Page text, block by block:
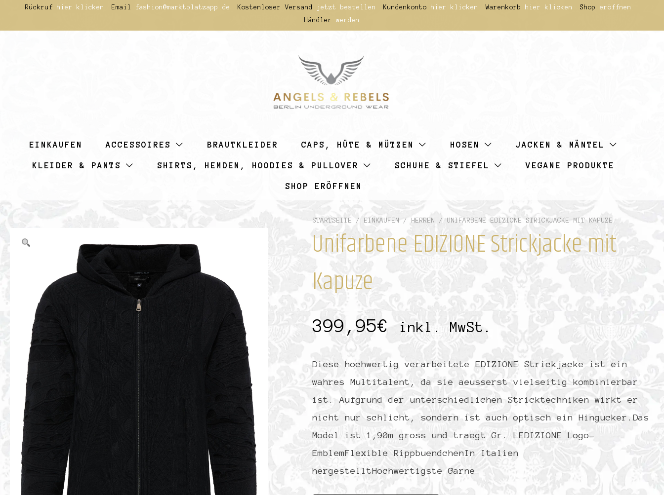
springen
Rückruf hier klicken Email fashion@marktplatzapp.de Kostenloser Versand jetzt bestellen Kundenkonto hier klicken Warenkorb hier klicken Shop eröffnen
Händler werden
EINKAUFEN ACCESSOIRES BRAUTKLEIDER CAPS, HÜTE & MÜTZEN HOSEN JACKEN & MÄNTEL
KLEIDER & PANTS SHIRTS, HEMDEN, HOODIES & PULLOVER SCHUHE & STIEFEL VEGANE PRODUKTE
SHOP ERÖFFNEN
STARTSEITE / EINKAUFEN / HERREN / UNIFARBENE EDIZIONE STRICKJACKE MIT KAPUZE
Unifarbene EDIZIONE Strickjacke mit
Kapuze
399,95€ inkl. MwSt.
Diese hochwertig verarbeitete EDIZIONE Strickjacke ist ein
wahres Multitalent, da sie aeusserst vielseitig kombinierbar
ist. Aufgrund der unterschiedlichen Stricktechniken wirkt er
nicht nur schlicht, sondern ist auch optisch ein Hingucker.Das
Model ist 1,90m gross und traegt Gr. LEDIZIONE Logo-
EmblemFlexible RippbuendchenIn Italien
hergestelltHochwertigste Garne